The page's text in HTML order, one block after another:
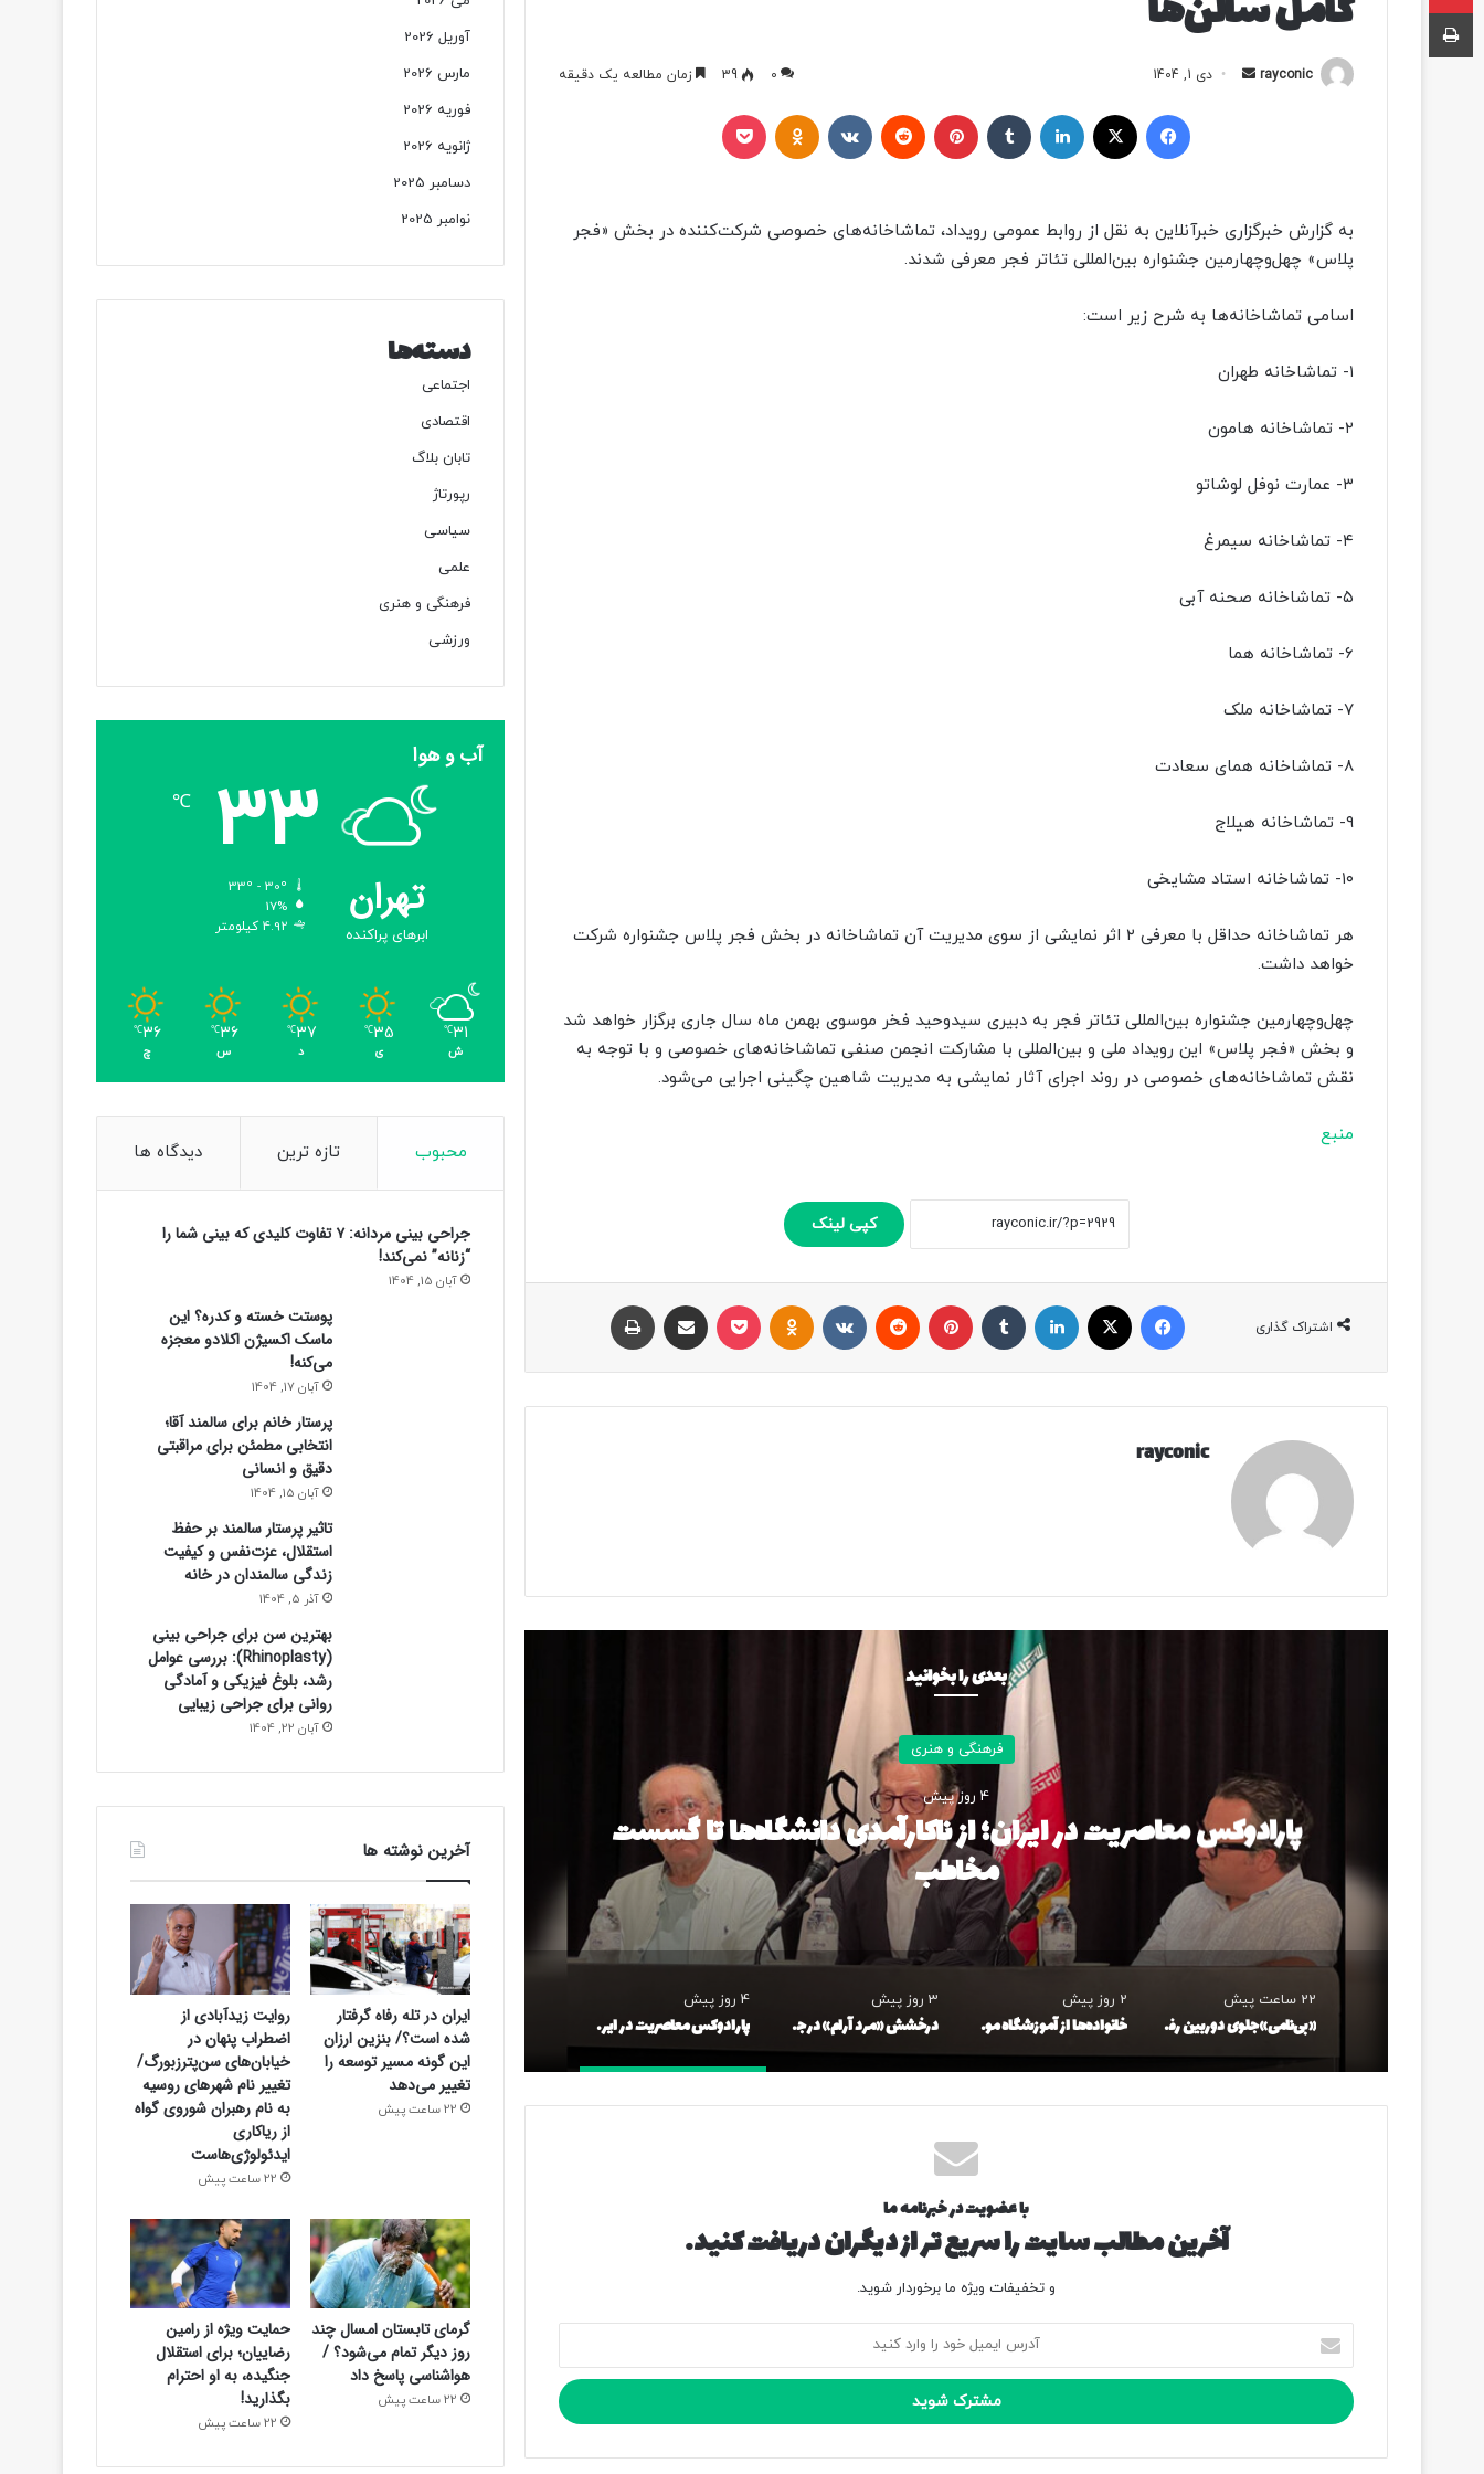
rayconic
ه
ا
م
دی 1, 1404 0
39 زمان مطالعه یک دقیقه
ایکس
به گزارش خبرگزاری خبرآنلاین به نقل از روابط عمومی رویداد، تماشاخانه‌های خصوصی شرکت‌کننده در بخش «فجر
پلاس» چهل‌وچهارمین جشنواره بین‌المللی تئاتر فجر معرفی شدند.
اسامی تماشاخانه‌ها به شرح زیر است:
۱- تماشاخانه طهران
۲- تماشاخانه هامون
۳- عمارت نوفل لوشاتو
۴- تماشاخانه سیمرغ
۵- تماشاخانه صحنه آبی
۶- تماشاخانه هما
۷- تماشاخانه ملک
۸- تماشاخانه همای سعادت
۹- تماشاخانه هیلاج
۱۰- تماشاخانه استاد مشایخی
هر تماشاخانه حداقل با معرفی ۲ اثر نمایشی از سوی مدیریت آن تماشاخانه در بخش فجر پلاس جشنواره شرکت
خواهد داشت.
چهل‌وچهارمین جشنواره بین‌المللی تئاتر فجر به دبیری سیدوحید فخر موسوی بهمن ماه سال جاری برگزار خواهد شد
و بخش «فجر پلاس» این رویداد ملی و بین‌المللی با مشارکت انجمن صنفی تماشاخانه‌های خصوصی و با توجه به
نقش تماشاخانه‌های خصوصی در روند اجرای آثار نمایشی به مدیریت شاهین چگینی اجرایی می‌شود.
منبع
کپی لینک
اشتراک گذاری
ایکس
rayconic
بعدی را بخوانید
فرهنگی و هنری
4 روز پیش
پارادوکس معاصریت در ایران؛ از ناکارآمدی دانشگاه‌ها تا گسست
مخاطب
فرهنگی و هنری
«بی‌نامی» جلوی دوربین
22 ساعت پیش
«بی‌نامی» جلوی دوربین رفت – خبرآنلاین
2 روز پیش
خانواده‌ها از آموزشگاه موسیقی کارت صلاحیت تدریس مدرس را مطالبه کنند
3 روز پیش
درخشش «مرد آرام» در جشنواره ایماگو ایتالیا
4 روز پیش
پارادوکس معاصریت در ایران؛ از ناکارآمدی دانشگاه‌ها تا گسست مخاطب
با عضویت در خبرنامه ما
آخرین مطالب سایت را سریع تر از دیگران دریافت کنید.
و تخفیفات ویژه ما برخوردار شوید.
س
آوریل 2026
مارس 2026
فوریه 2026
ژانویه 2026
دسامبر 2025
نوامبر 2025
دسته‌ها
اجتماعی
اقتصادی
تابان بلاگ
رپورتاژ
سیاسی
علمی
فرهنگی و هنری
ورزشی
آب و هوا
تهران
ابرهای پراکنده
33
℃
17%
4.92 کیلومتر
31
℃
ش
35
℃
ی
37
℃
د
36
℃
س
36
℃
چ
محبوب تازه ترین دیدگاه ها
جراحی بینی مردانه: ۷ تفاوت کلیدی که بینی شما را
“زنانه” نمی‌کند!
آبان 15, 1404
پوستت خسته و کدره؟ این
ماسک اکسیژن اکلادو معجزه
می‌کنه!
آبان 17, 1404
پرستار خانم برای سالمند آقا؛
انتخابی مطمئن برای مراقبتی
دقیق و انسانی
آبان 15, 1404
تاثیر پرستار سالمند بر حفظ
استقلال، عزت‌نفس و کیفیت
زندگی سالمندان در خانه
آذر 5, 1404
بهترین سن برای جراحی بینی
(Rhinoplasty): بررسی عوامل
رشد، بلوغ فیزیکی و آمادگی
روانی برای جراحی زیبایی
آبان 22, 1404
آخرین نوشته ها
ایران در تله رفاه گرفتار
شده است؟/ بنزین ارزان
این گونه مسیر توسعه را
تغییر می‌دهد
22 ساعت پیش
روایت زیدآبادی از
اضطراب پنهان در
خیابان‌های سن‌پترزبورگ/
تغییر نام شهرهای روسیه
به نام رهبران شوروی گواه
از ریاکاری
ایدئولوژی‌هاست
22 ساعت پیش
گرمای تابستان امسال چند
روز دیگر تمام می‌شود؟ /
هواشناسی پاسخ داد
22 ساعت پیش
حمایت ویژه از رامین
رضاییان؛ برای استقلال
جنگیده، به او احترام
بگذارید!
22 ساعت پیش